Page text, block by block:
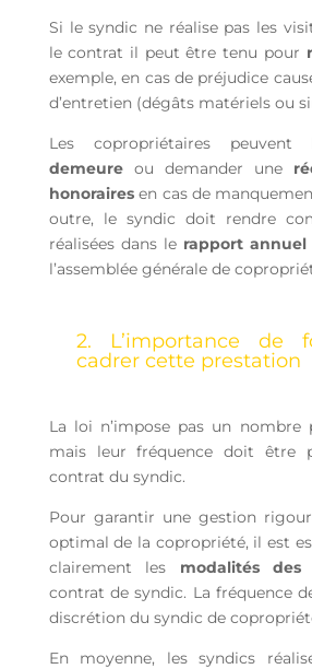
Si le syndic ne réalise pas les
le contrat il peut être tenu pour
exemple, en cas de préjudice
d’entretien (dégâts matériels ou
Les copropriétaires
demeureou demander une
honorairesen cas de
outre, le syndic doit rendre
réalisées dans le rapport annuel
l’assemblée générale de
2. L’importance de
cadrer cette prestation
La loi n’impose pas un nombre
mais leur fréquence doit être
contrat du syndic.
Pour garantir une gestion
optimal de la copropriété, il est
clairement les modalités des
contrat de syndic. La fréquence
discrétion du syndic de
En moyenne, les syndics